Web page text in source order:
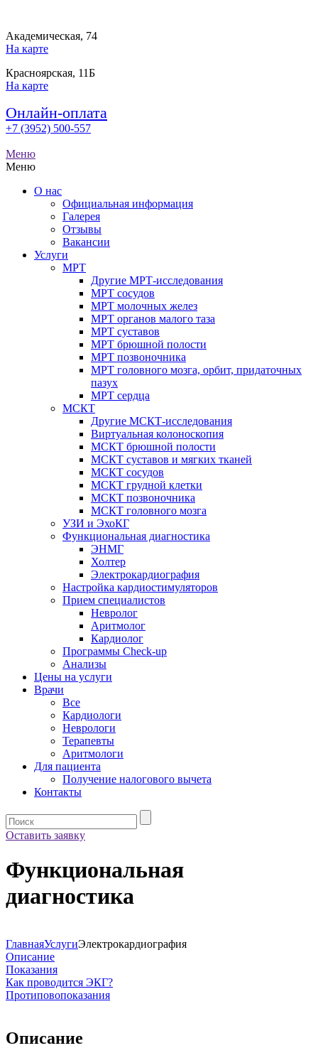
Академическая, 74
На карте
Красноярская, 11Б
На карте
Онлайн-оплата
+7 (3952) 500-557
Меню
Меню
О нас
Официальная информация
Галерея
Отзывы
Вакансии
Услуги
МРТ
Другие МРТ-исследования
МРТ сосудов
МРТ молочных желез
МРТ органов малого таза
МРТ суставов
МРТ брюшной полости
МРТ позвоночника
МРТ головного мозга, орбит, придаточных
пазух
МРТ сердца
МСКТ
Другие МСКТ-исследования
Виртуальная колоноскопия
МСКТ брюшной полости
МСКТ суставов и мягких тканей
МСКТ сосудов
МСКТ грудной клетки
МСКТ позвоночника
МСКТ головного мозга
УЗИ и ЭхоКГ
Функциональная диагностика
ЭНМГ
Холтер
Электрокардиография
Настройка кардиостимуляторов
Прием специалистов
Невролог
Аритмолог
Кардиолог
Программы Check-up
Анализы
Цены на услуги
Врачи
Все
Кардиологи
Неврологи
Терапевты
Аритмологи
Для пациента
Получение налогового вычета
Контакты
Оставить заявку
Функциональная
диагностика
ГлавнаяУслугиЭлектрокардиография
Описание
Показания
Как проводится ЭКГ?
Протиповопоказания
Описание